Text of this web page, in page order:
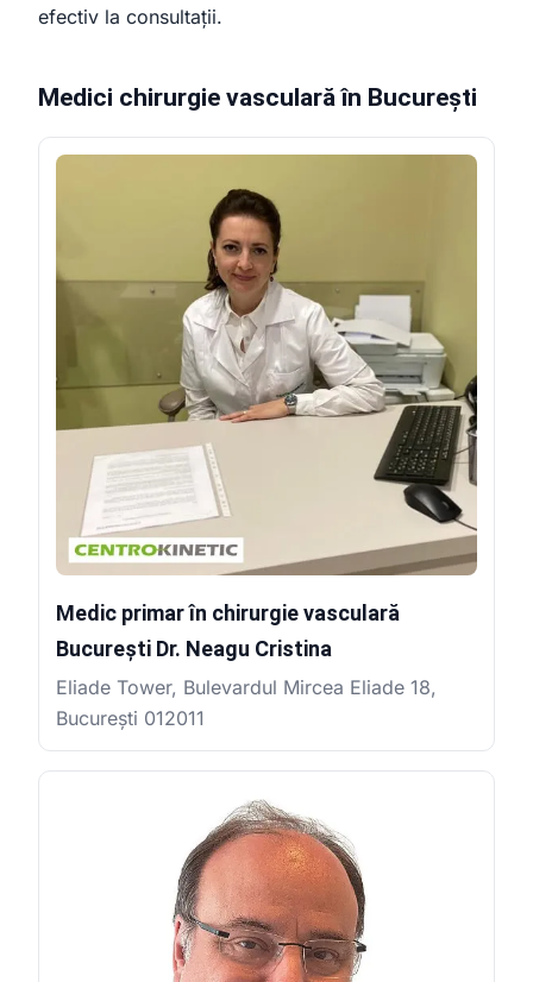
efectiv la consultații.
Medici chirurgie vasculară în București
Medic primar în chirurgie vasculară
București Dr. Neagu Cristina
Eliade Tower, Bulevardul Mircea Eliade 18,
București 012011